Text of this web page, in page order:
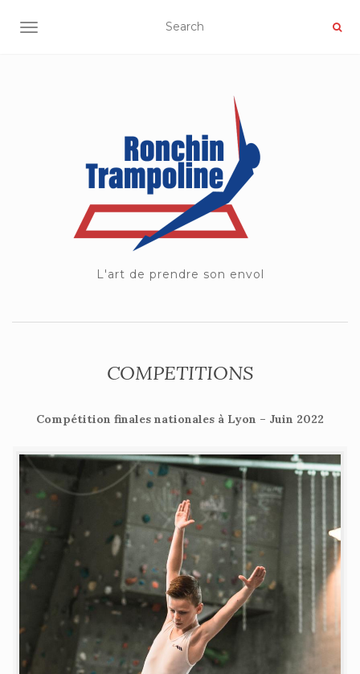
OUVRIR/FERMER LA NAVIGATION
L'art de prendre son envol
COMPETITIONS
Compétition finales nationales à Lyon – Juin 2022